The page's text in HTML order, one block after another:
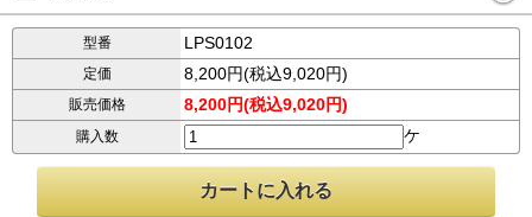
型番 LPS0102
定価 8,200円(税込9,020円)
販売価格 8,200円(税込9,020円)
購入数 ケ